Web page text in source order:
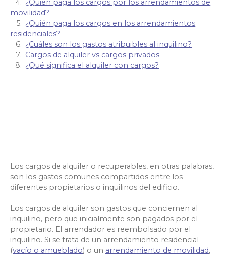
¿Quién paga los cargos por los arrendamientos de
movilidad?
¿Quién paga los cargos en los arrendamientos
residenciales?
¿Cuáles son los gastos atribuibles al inquilino?
Cargos de alquiler vs cargos privados
¿Qué significa el alquiler con cargos?
Los cargos de alquiler o recuperables, en otras palabras,
son los gastos comunes compartidos entre los
diferentes propietarios o inquilinos del edificio.
Los cargos de alquiler son gastos que conciernen al
inquilino, pero que inicialmente son pagados por el
propietario. El arrendador es reembolsado por el
inquilino. Si se trata de un arrendamiento residencial
(vacío o amueblado) o un arrendamiento de movilidad,